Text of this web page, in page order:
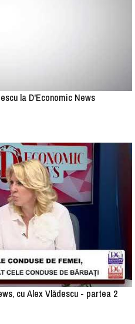
la D'Economic News
cu Alex Vlădescu - partea 2